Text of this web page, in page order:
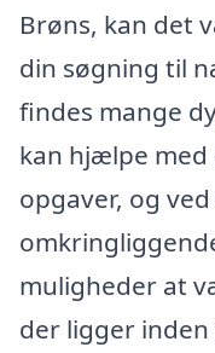
Brøns, kan det
din søgning til
findes mange
kan hjælpe
opgaver, og
muligheder at
der ligger